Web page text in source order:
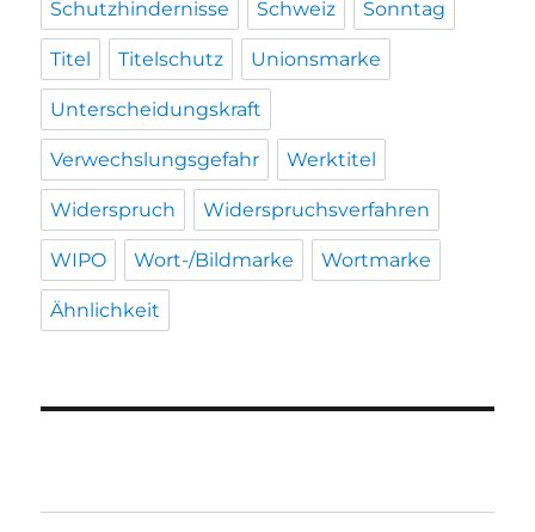
Schutzhindernisse Schweiz Sonntag
Titel Titelschutz Unionsmarke
Unterscheidungskraft
Verwechslungsgefahr Werktitel
Widerspruch Widerspruchsverfahren
WIPO Wort-/Bildmarke Wortmarke
Ähnlichkeit